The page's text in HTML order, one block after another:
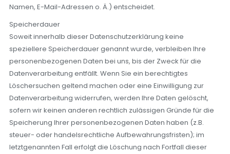
Namen, E-Mail-Adressen o. Ä.) entscheidet.
Speicherdauer
Soweit innerhalb dieser Datenschutzerklärung keine
speziellere Speicherdauer genannt wurde, verbleiben Ihre
personenbezogenen Daten bei uns, bis der Zweck für die
Datenverarbeitung entfällt. Wenn Sie ein berechtigtes
Löschersuchen geltend machen oder eine Einwilligung zur
Datenverarbeitung widerrufen, werden Ihre Daten gelöscht,
sofern wir keinen anderen rechtlich zulässigen Gründe für die
Speicherung Ihrer personenbezogenen Daten haben (z.B.
steuer- oder handelsrechtliche Aufbewahrungsfristen); im
letztgenannten Fall erfolgt die Löschung nach Fortfall dieser